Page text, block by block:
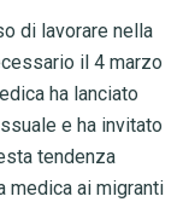
di lavorare nella
il 4 marzo
ha lanciato
e ha invitato
tendenza
medica ai migranti